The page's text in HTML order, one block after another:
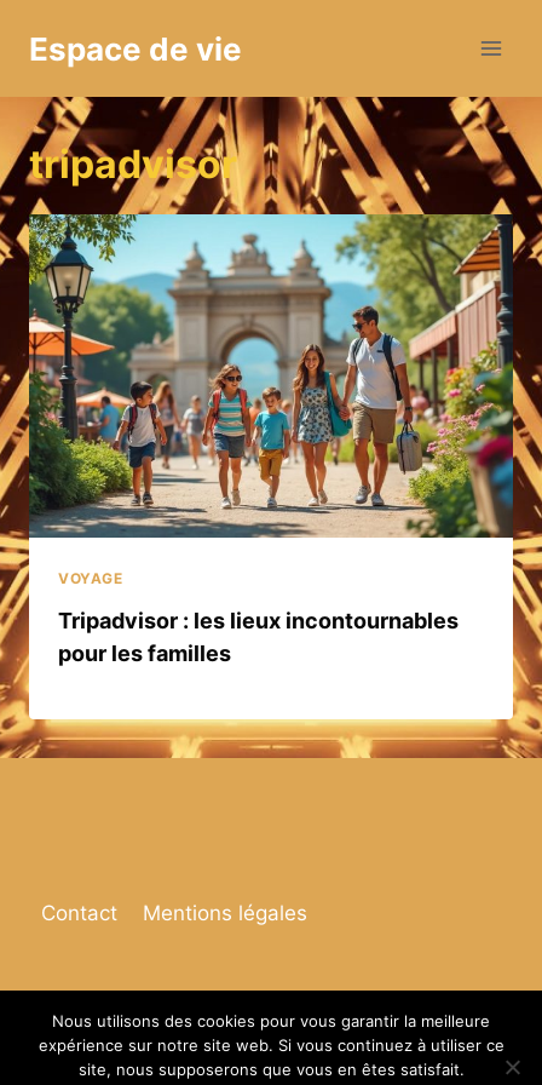
Espace de vie
tripadvisor
VOYAGE
Tripadvisor : les lieux incontournables
pour les familles
Contact Mentions légales
© 2026 Espace de vie
Nous utilisons des cookies pour vous garantir la meilleure
expérience sur notre site web. Si vous continuez à utiliser ce
site, nous supposerons que vous en êtes satisfait.